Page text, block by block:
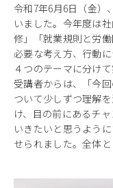
令和7年6月6日（金）
いました。今年度は
修」「就業規則と労
必要な考え方、行動
４つのテーマに分けて
受講者からは、「今
ついて少しずつ理解
け、目の前にあるチ
いきたいと思うよう
せられました。全体